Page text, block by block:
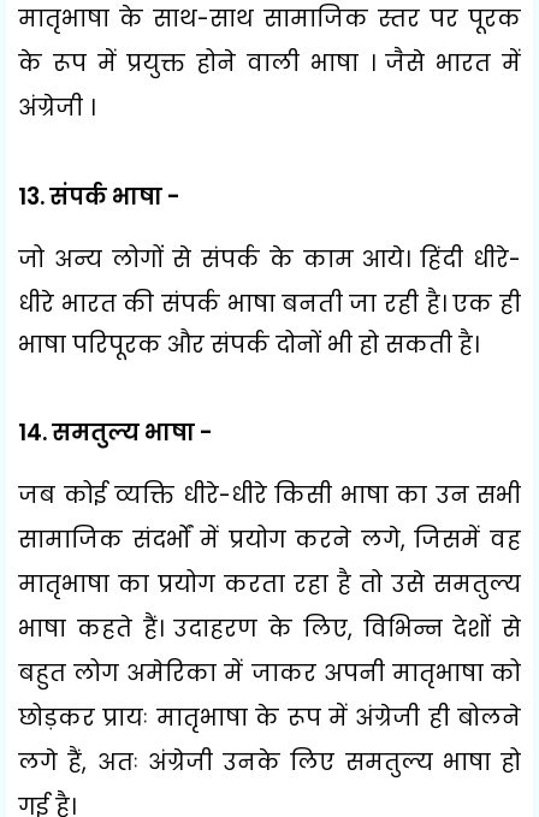
मातृभाषा के साथ-साथ सामाजिक स्तर पर पूरक
के रूप में प्रयुक्त होने वाली भाषा । जैसे भारत में
अंग्रेजी ।
13.संपर्क भाषा -
जो अन्य लोगों से संपर्क के काम आये। हिंदी धीरे-
धीरे भारत की संपर्क भाषा बनतीजा रही है। एक ही
भाषा परिपूरक और संपर्क दोनों भी हो सकती है।
14.समतुल्य भाषा -
जब कोई व्यक्ति धीरे-धीरे किसी भाषा का उन सभी
सामाजिक संदर्भों में प्रयोग करने लगे,जिसमें वह
मातृभाषा का प्रयोग करता रहा है तो उसे समतुल्य
भाषा कहते हैं। उदाहरण के लिए, विभिन्न देशों से
बहुत लोग अमेरिका में जाकर अपनी मातृभाषा को
छोड़कर प्रायः मातृभाषा के रूप में अंग्रेजी ही बोलने
लगे हैं, अतः अंग्रेजी उनके लिए समतुल्य भाषा हो
गई है।